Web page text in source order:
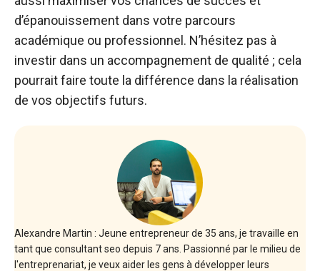
d’épanouissement dans votre parcours
académique ou professionnel. N’hésitez pas à
investir dans un accompagnement de qualité ; cela
pourrait faire toute la différence dans la réalisation
de vos objectifs futurs.
Alexandre Martin : Jeune entrepreneur de 35 ans, je travaille en
tant que consultant seo depuis 7 ans. Passionné par le milieu de
l'entreprenariat, je veux aider les gens à développer leurs